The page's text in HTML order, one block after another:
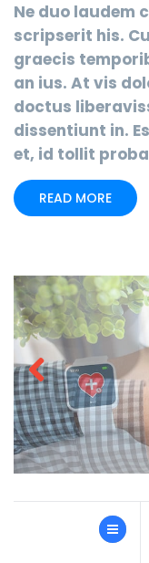
Ne duo laudem
scripserit his.
graecis
an ius. At vis
doctus
dissentiunt in.
et, id tollit
READ MORE
Prev
ious